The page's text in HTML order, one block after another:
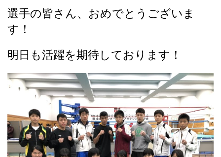
選手の皆さん、おめでとうございま
す！
明日も活躍を期待しております！